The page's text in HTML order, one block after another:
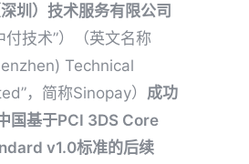
圳）技术服务有限公司
付技术”）（英文名称
Technical
，简称Sinopay） 成功
国基于PCI 3DS Core
v1.0标准的后续